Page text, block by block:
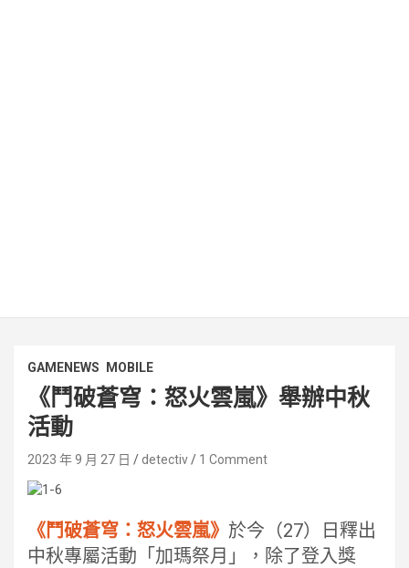
GAMENEWS MOBILE
《鬥破蒼穹：怒火雲嵐》舉辦中秋
活動
2023 年 9 月 27 日 detectiv 1 Comment
《鬥破蒼穹：怒火雲嵐》 於今（27）日釋出
中秋專屬活動「加瑪祭月」，除了登入獎